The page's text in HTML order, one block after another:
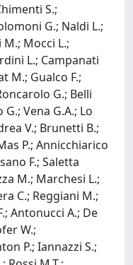
S.;
G.; Naldi L.;
Mocci L.;
L.; Campanati
M.; Gualco F.;
G.; Belli
Vena G.A.; Lo
V.; Brunetti B.;
P.; Annicchiarico
F.; Saletta
M.; Marchesi L.;
C.; Reggiani M.;
Antonucci A.; De
W.;
P.; Iannazzi S.;